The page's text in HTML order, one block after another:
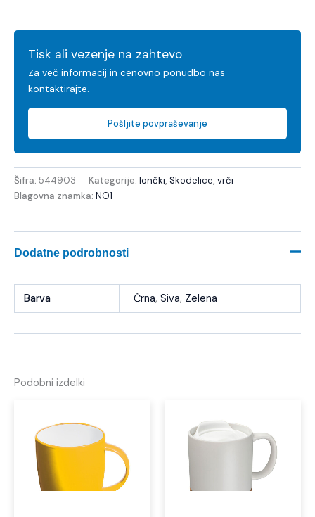
Tisk ali vezenje na zahtevo
Za več informacij in cenovno ponudbo nas
kontaktirajte.
Pošljite povpraševanje
Šifra: 544903 Kategorije: lončki, Skodelice, vrči
Blagovna znamka: NO1
Dodatne podrobnosti
Barva Črna, Siva, Zelena
Podobni izdelki